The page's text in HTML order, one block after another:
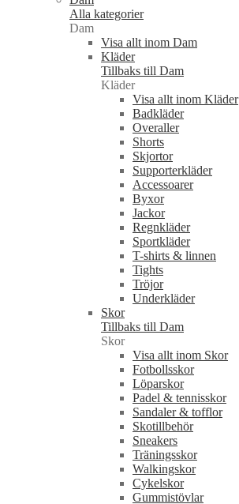
Alla kategorier
Dam
Visa allt inom Dam
Kläder
Tillbaks till Dam
Kläder
Visa allt inom Kläder
Badkläder
Overaller
Shorts
Skjortor
Supporterkläder
Accessoarer
Byxor
Jackor
Regnkläder
Sportkläder
T-shirts & linnen
Tights
Tröjor
Underkläder
Skor
Tillbaks till Dam
Skor
Visa allt inom Skor
Fotbollsskor
Löparskor
Padel & tennisskor
Sandaler & tofflor
Skotillbehör
Sneakers
Träningsskor
Walkingskor
Cykelskor
Gummistövlar